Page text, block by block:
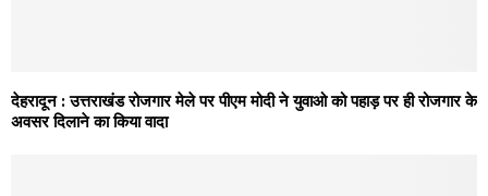
देहरादून : उत्तराखंड रोजगार मेले पर पीएम मोदी ने युवाओ को पहाड़ पर ही रोजगार के
अवसर दिलाने का किया वादा